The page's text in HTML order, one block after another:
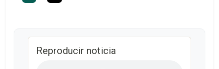
Reproducir noticia